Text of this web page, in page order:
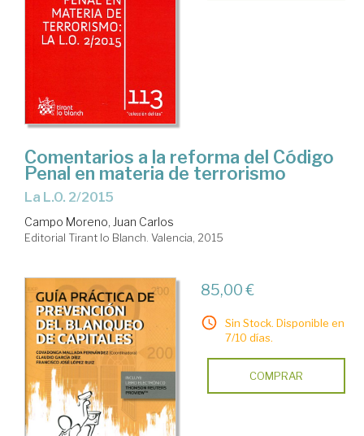
Comentarios a la reforma del Código
Penal en materia de terrorismo
la L.O. 2/2015
Campo Moreno, Juan Carlos
Editorial Tirant lo Blanch. Valencia, 2015
85,00 €
Sin Stock. Disponible en
7/10 días.
COMPRAR